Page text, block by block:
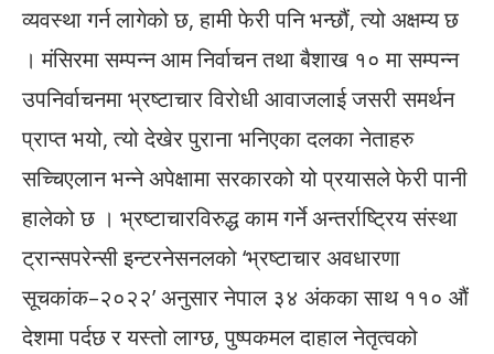
व्यवस्था गर्न लागेको छ, हामी फेरी पनि भन्छौं, त्यो अक्षम्य छ
। मंसिरमा सम्पन्न आम निर्वाचन तथा बैशाख १० मा सम्पन्न
उपनिर्वाचनमा भ्रष्टाचार विरोधी आवाजलाई जसरी समर्थन
प्राप्त भयो, त्यो देखेर पुराना भनिएका दलका नेताहरु
सच्चिएलान भन्ने अपेक्षामा सरकारको यो प्रयासले फेरी पानी
हालेको छ । भ्रष्टाचारविरुद्ध काम गर्ने अन्तर्राष्ट्रिय संस्था
ट्रान्सपरेन्सी इन्टरनेसनलको ‘भ्रष्टाचार अवधारणा
सूचकांक–२०२२’ अनुसार नेपाल ३४ अंकका साथ ११० औं
देशमा पर्दछ र यस्तो लाग्छ, पुष्पकमल दाहाल नेतृत्वको